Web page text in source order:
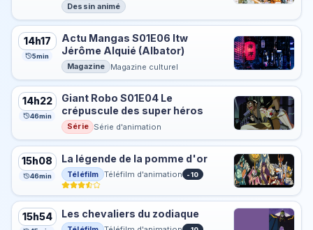
Dessin animé
14h17
5min
Actu Mangas S01E06 Itw
Jérôme Alquié (Albator)
Magazine Magazine culturel
14h22
46min
Giant Robo S01E04 Le
crépuscule des super héros
Série Série d'animation
15h08
46min
La légende de la pomme d'or
Téléfilm Téléfilm d'animation -10
15h54 Les chevaliers du zodiaque